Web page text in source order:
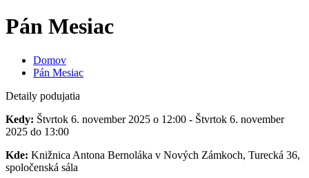
Pán Mesiac
Domov
Pán Mesiac
Detaily podujatia
Kedy: Štvrtok 6. november 2025 o 12:00 - Štvrtok 6. november
2025 do 13:00
Kde: Knižnica Antona Bernoláka v Nových Zámkoch, Turecká 36,
spoločenská sála